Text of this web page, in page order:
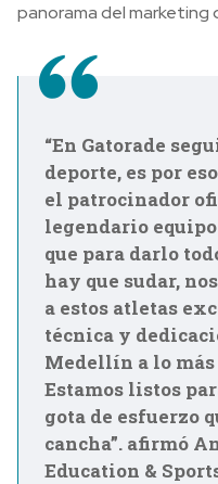
panorama del
“En Gatorade
deporte, es por
el patrocinador
legendario
que para darlo
hay que sudar,
a estos atletas
técnica y
Medellín a lo
Estamos listos
gota de esfuerzo
cancha”. afirmó
Education &